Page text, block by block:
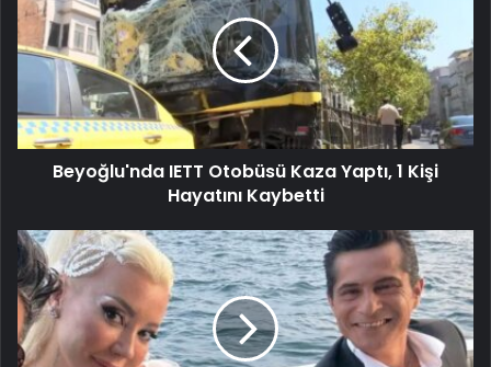
Beyoğlu'nda IETT Otobüsü Kaza Yaptı, 1 Kişi
Hayatını Kaybetti